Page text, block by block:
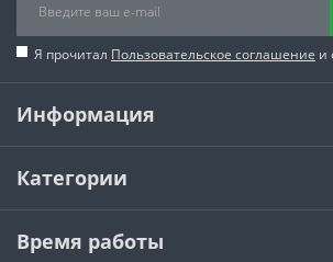
Я прочитал Пользовательское соглашение и
Информация
Категории
Время работы